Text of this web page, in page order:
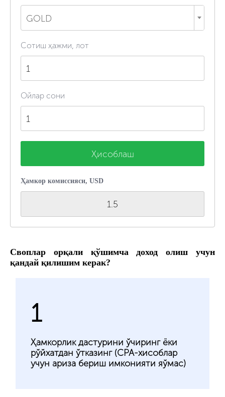
GOLD
Сотиш ҳажми, лот
Ойлар сони
Ҳисоблаш
Ҳамкор комиссияси, USD
1.5
Своплар орқали қўшимча доход олиш учун
қандай қилишим керак?
1
Ҳамкорлик дастурини ўчиринг ёки
рўйхатдан ўтказинг (CPA-хисоблар
учун ариза бериш имконияти яўмас)